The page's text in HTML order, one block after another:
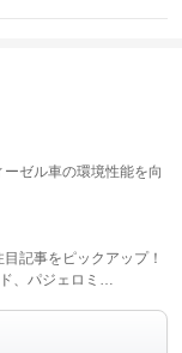
ゼル車の環境性能を向
記事をピックアップ！
、パジェロミ…